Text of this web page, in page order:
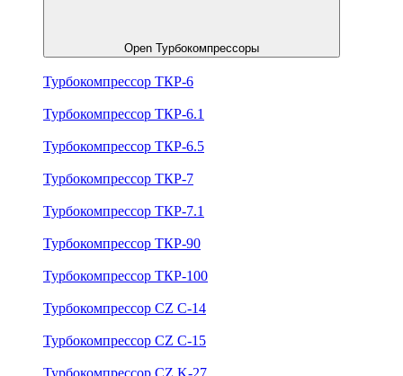
Open Турбокомпрессоры
Турбокомпрессор ТКР-6
Турбокомпрессор ТКР-6.1
Турбокомпрессор ТКР-6.5
Турбокомпрессор ТКР-7
Турбокомпрессор ТКР-7.1
Турбокомпрессор ТКР-90
Турбокомпрессор ТКР-100
Турбокомпрессор CZ C-14
Турбокомпрессор CZ C-15